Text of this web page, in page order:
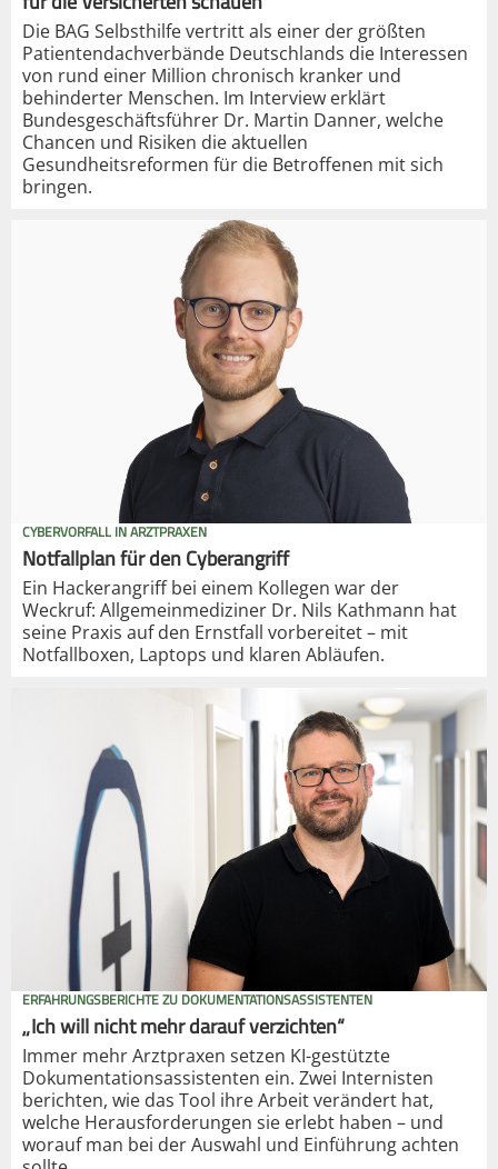
Die BAG Selbsthilfe vertritt als einer der größten
Patientendachverbände Deutschlands die Interessen
von rund einer Million chronisch kranker und
behinderter Menschen. Im Interview erklärt
Bundesgeschäftsführer Dr. Martin Danner, welche
Chancen und Risiken die aktuellen
Gesundheitsreformen für die Betroffenen mit sich
bringen.
CYBERVORFALL IN ARZTPRAXEN
Notfallplan für den Cyberangriff
Ein Hackerangriff bei einem Kollegen war der
Weckruf: Allgemeinmediziner Dr. Nils Kathmann hat
seine Praxis auf den Ernstfall vorbereitet – mit
Notfallboxen, Laptops und klaren Abläufen.
ERFAHRUNGSBERICHTE ZU DOKUMENTATIONSASSISTENTEN
„Ich will nicht mehr darauf verzichten“
Immer mehr Arztpraxen setzen KI-gestützte
Dokumentationsassistenten ein. Zwei Internisten
berichten, wie das Tool ihre Arbeit verändert hat,
welche Herausforderungen sie erlebt haben – und
worauf man bei der Auswahl und Einführung achten